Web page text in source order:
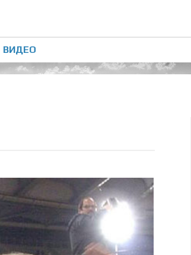
ВИДЕО